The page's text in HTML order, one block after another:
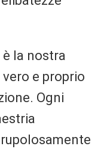
la nostra
e proprio
Ogni